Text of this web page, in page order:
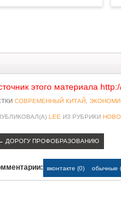
этого материала
СОВРЕМЕННЫЙ КИТАЙ
LEE ИЗ РУБРИКИ
ДОРОГУ ПРОФОБРАЗОВАНИЮ
вконтакте (0) обычные